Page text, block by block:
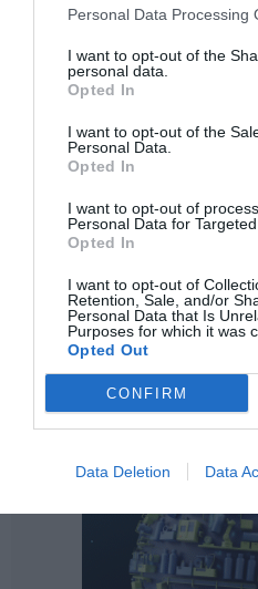
Personal Data Processing
I want to opt-out of the
personal data.
Opted In
I want to opt-out of the
Personal Data.
Opted In
I want to opt-out of
Personal Data for Targeted
Opted In
I want to opt-out of
Retention, Sale, and/or
Personal Data that Is
Purposes for which it was
Opted Out
CONFIRM
Data Deletion Data